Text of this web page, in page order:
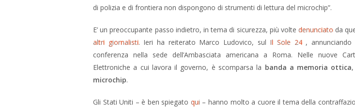
di polizia e di frontiera non dispongono di strumenti di lettura del microchip”.
E’ un preoccupante passo indietro, in tema di sicurezza, più voltedenunciato da
altri giornalisti. Ieri ha reiterato Marco Ludovico, sul Il Sole 24 ,
conferenza nella sede dell’Ambasciata americana a Roma. Nelle nuove
Elettroniche a cui lavora il governo, è scomparsa la banda a memoria ottica
microchip.
Gli Stati Uniti – è ben spiegato qui – hanno molto a cuore il tema della